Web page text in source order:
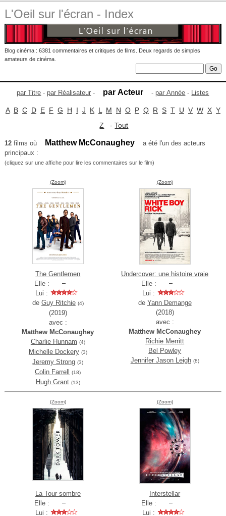
L'Oeil sur l'écran - Index
Blog cinéma : 6381 commentaires et critiques de films. Deux regards de simples
amateurs de cinéma.
par Titre -par Réalisateur - par Acteur -par Année - Listes
A B C D E F G H I J K L M N O P Q R S T U V W X Y
Z -Tout
12films où Matthew McConaughey
a été l'un des acteurs
principaux :
(cliquez sur une affiche pour lire les commentaires sur le film)
(Zoom)
The Gentlemen
Elle :
Lui :
de Guy Ritchie (4)
(2019)
avec :
Matthew McConaughey
Charlie Hunnam (4)
Michelle Dockery (3)
Jeremy Strong (3)
Colin Farrell (18)
Hugh Grant (13)
(Zoom)
Undercover: une histoire vraie
Elle :
Lui :
de Yann Demange
(2018)
avec :
Matthew McConaughey
Richie Merritt
Bel Powley
Jennifer Jason Leigh (8)
(Zoom)
La Tour sombre
Elle :
Lui :
(Zoom)
Interstellar
Elle :
Lui :